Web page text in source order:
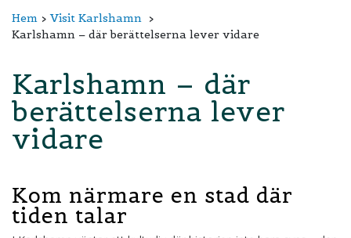
Hem
Visit Karlshamn
Karlshamn – där berättelserna lever vidare
Karlshamn – där
berättelserna lever
vidare
Kom närmare en stad där
tiden talar